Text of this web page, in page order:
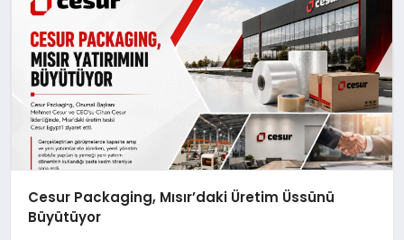
Cesur Packaging, Mısır’daki Üretim Üssünü
Büyütüyor